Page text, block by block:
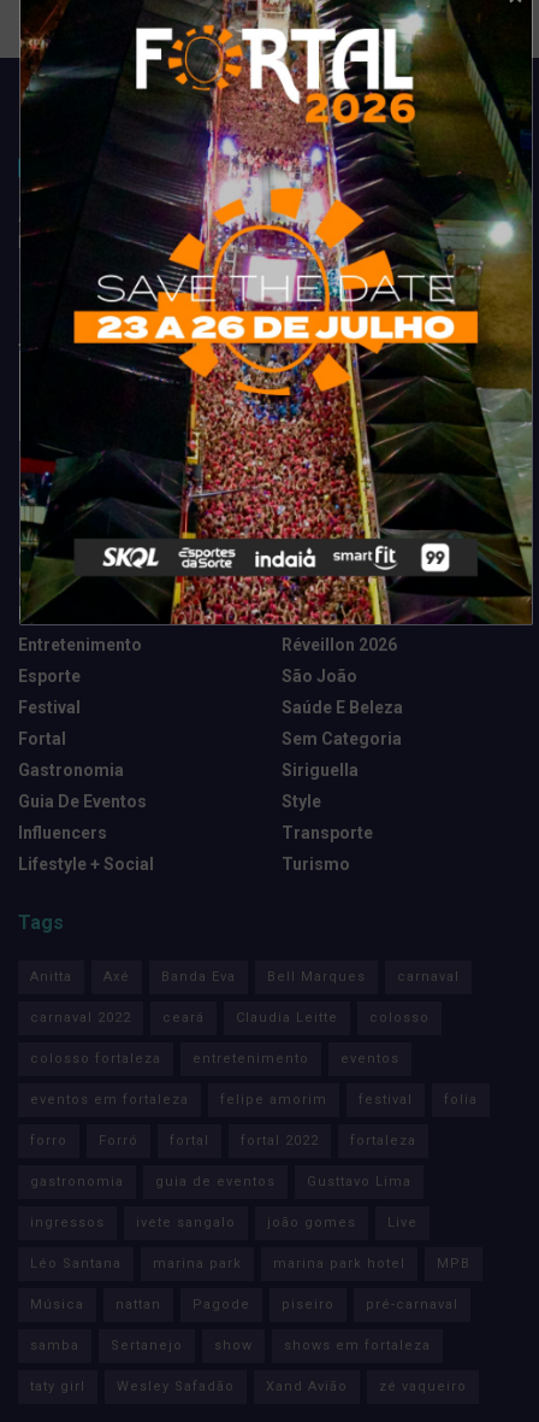
Acompanhe todas as novidades do entretenimento na região de
Fortaleza. Dicas, promoções, coberturas exclusivas e muito mais.
Categorias
Camarote Vip Junino
Cidade
Destaques
Entretenimento
Esporte
Festival
Fortal
Gastronomia
Guia De Eventos
Influencers
Lifestyle + Social
Marketing E Negócios
Música
News Tech
Réveillon 2026
São João
Saúde E Beleza
Sem Categoria
Siriguella
Style
Transporte
Turismo
Tags
Anitta Axé Banda Eva Bell Marques carnaval
carnaval 2022 ceará Claudia Leitte colosso
colosso fortaleza entretenimento eventos
eventos em fortaleza felipe amorim festival folia
forro Forró fortal fortal 2022 fortaleza
gastronomia guia de eventos Gusttavo Lima
ingressos ivete sangalo joão gomes Live
Léo Santana marina park marina park hotel MPB
Música nattan Pagode piseiro pré-carnaval
samba Sertanejo show shows em fortaleza
taty girl Wesley Safadão Xand Avião zé vaqueiro